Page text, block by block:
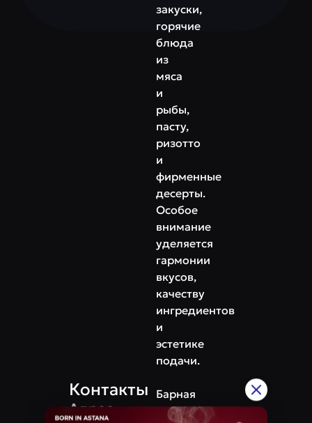
закуски,
горячие
блюда
из
мяса
и
рыбы,
пасту,
ризотто
и
фирменные
десерты.
Особое
внимание
уделяется
гармонии
вкусов,
качеству
ингредиентов
и
эстетике
подачи.
Барная
карта
Контакты
Адрес